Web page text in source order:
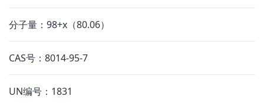
分子量：98+x（80.06）
CAS号：8014-95-7
UN编号：1831